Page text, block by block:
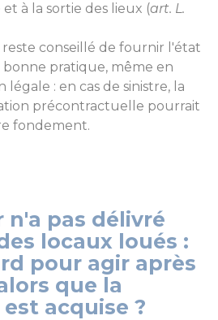
à la sortie des lieux (art. L.
reste conseillé de fournir l'état
bonne pratique, même en
légale : en cas de sinistre, la
précontractuelle pourrait
fondement.
n'a pas délivré
locaux loués :
pour agir après
que la
acquise ?